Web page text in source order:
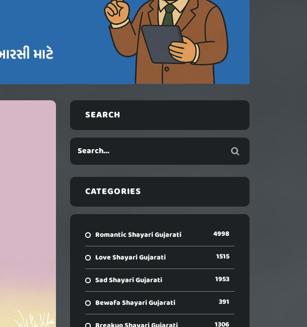
SEARCH
CATEGORIES
Romantic Shayari Gujarati 4998
Love Shayari Gujarati 1515
Sad Shayari Gujarati 1953
Bewafa Shayari Gujarati 391